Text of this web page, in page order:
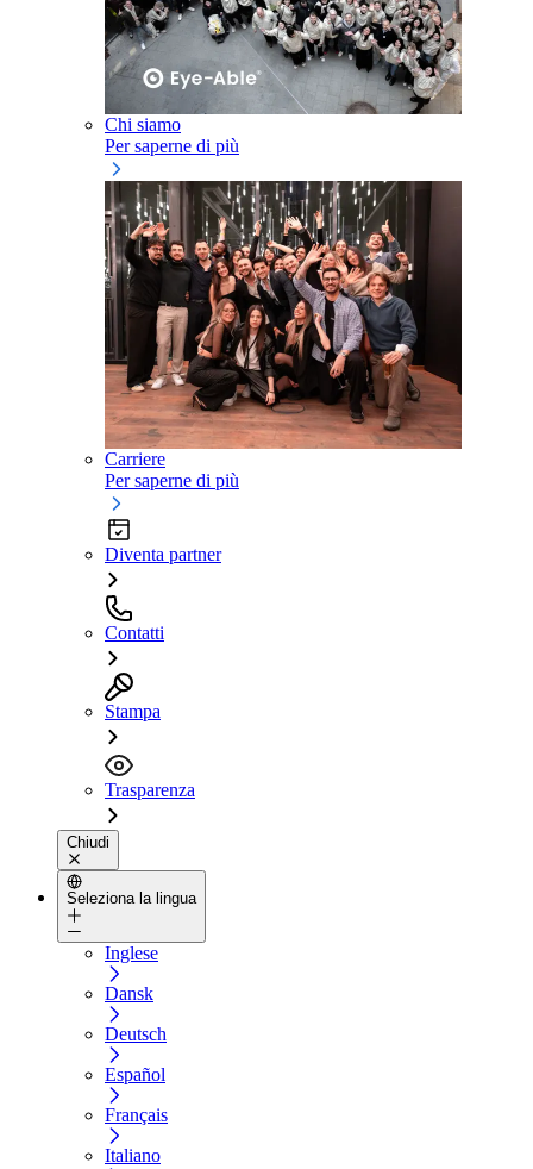
Chi siamo
Per saperne di più
Carriere
Per saperne di più
Diventa partner
Contatti
Stampa
Trasparenza
Chiudi
Seleziona la lingua
Inglese
Dansk
Deutsch
Español
Français
Italiano